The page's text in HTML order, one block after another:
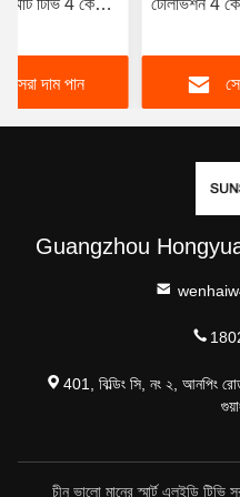
টিভি 4 কে
সেরা দাম পান
টেলিভিশন 4
টিভি 98 100
Guangzhou
401, বিল্ডিং সি, নং ২, আনপিং
চীন ভালো মানের স্মার্ট এলইডি